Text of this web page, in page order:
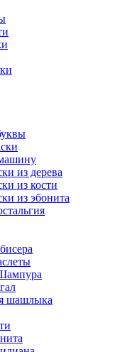
из дерева
из кости
из эбонита
шашлыка